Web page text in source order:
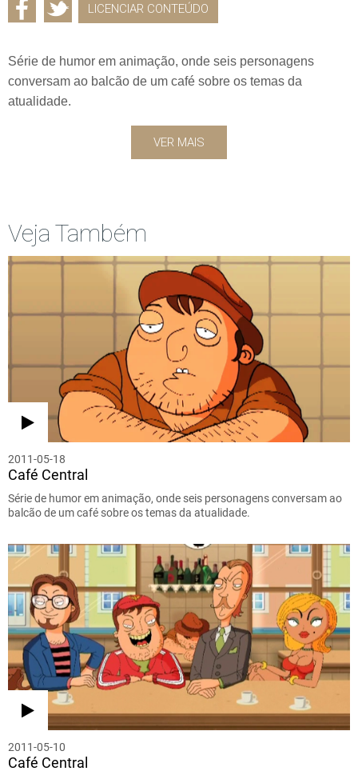
LICENCIAR CONTEÚDO
Série de humor em animação, onde seis personagens
conversam ao balcão de um café sobre os temas da
atualidade.
VER MAIS
Veja Também
2011-05-18
Café Central
Série de humor em animação, onde seis personagens conversam ao
balcão de um café sobre os temas da atualidade.
2011-05-10
Café Central